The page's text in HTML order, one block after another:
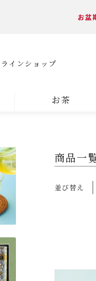
お盆
インショップ
お茶
商品一
並び替え